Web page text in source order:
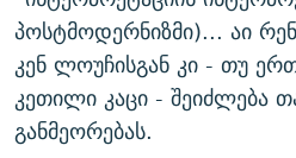
პოსტმოდერნიზმი)... აი
კენ ლოუჩისგან კი - თუ
კეთილი კაცი - შეიძლება
განმეორებას.